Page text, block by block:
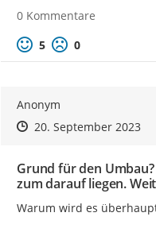
0 Kommentare
Positive Bewertung
5 Negative
0
Anonym
Zeitpunkt des Erstellens
Zeitpunkt des Erstellens
20. September 2023
Grund für den
zum darauf liegen.
Warum wird es